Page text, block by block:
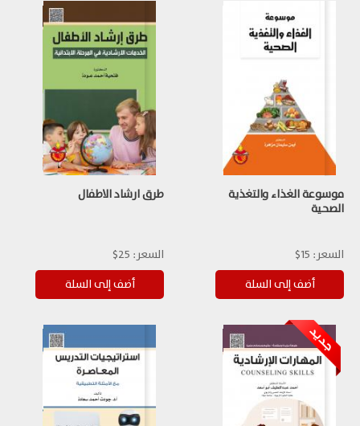
موسوعة الغذاء والتغذية
الصحية
السعر: 15$
طرق ارشاد الاطفال
السعر: 25$